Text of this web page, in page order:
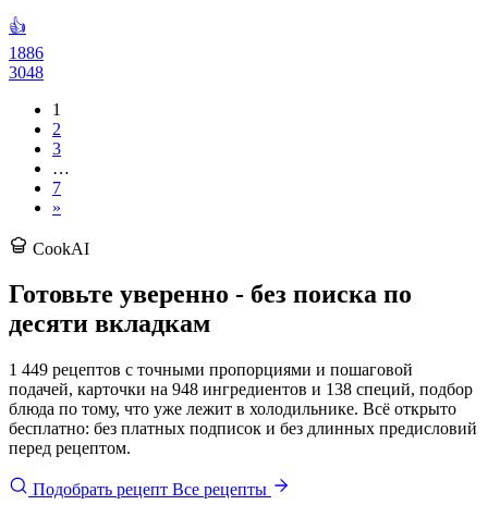
👍
1886
3048
1
2
3
…
7
»
CookAI
Готовьте уверенно - без поиска по
десяти вкладкам
1 449 рецептов с точными пропорциями и пошаговой
подачей, карточки на 948 ингредиентов и 138 специй, подбор
блюда по тому, что уже лежит в холодильнике. Всё открыто
бесплатно: без платных подписок и без длинных предисловий
перед рецептом.
Подобрать рецепт Все рецепты